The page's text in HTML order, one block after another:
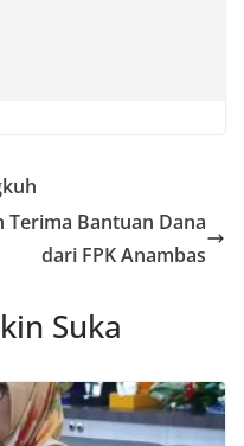
Terima Bantuan Dana
dari FPK Anambas
Suka